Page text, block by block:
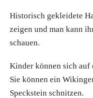
Historisch gekleidete
zeigen und man kann
schauen.
Kinder können sich auf
Sie können ein
Speckstein schnitzen.